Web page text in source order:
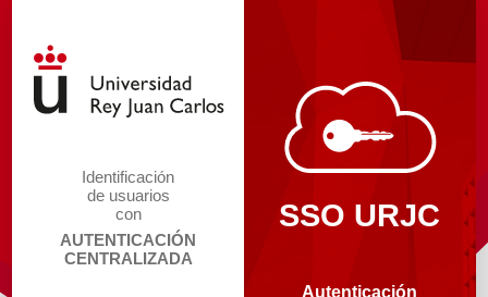
Identificación
de usuarios
con
AUTENTICACIÓN
CENTRALIZADA
SSO URJC
Autenticación